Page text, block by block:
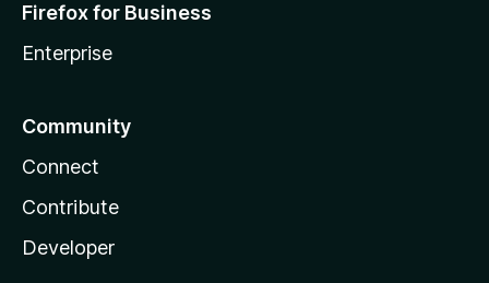
Firefox for Business
Enterprise
Community
Connect
Contribute
Developer